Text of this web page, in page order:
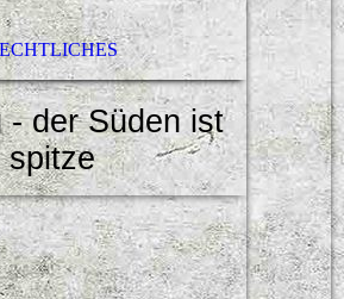
- der Süden ist
spitze